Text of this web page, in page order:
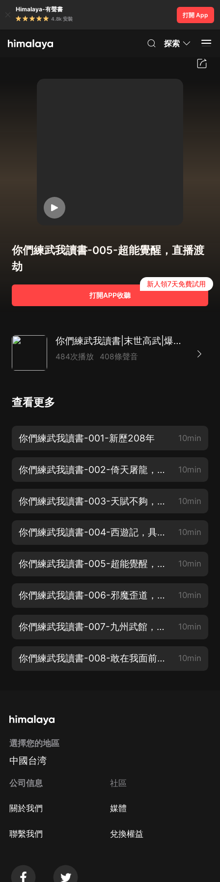
Himalaya-有聲書
4.8k 安裝
打開 App
探索
你們練武我讀書-005-超能覺醒，直播渡
劫
打開APP收聽
新人領7天免費試用
你們練武我讀書|末世高武|爆笑|書中自有金手指|多人有聲劇
484次播放 408條聲音
查看更多
你們練武我讀書-001-新歷208年 10min
你們練武我讀書-002-倚天屠龍，九陽神功 10min
你們練武我讀書-003-天賦不夠，努力來湊！ 10min
你們練武我讀書-004-西遊記，具有極高的歷史研究價值？ 10min
你們練武我讀書-005-超能覺醒，直播渡劫 10min
你們練武我讀書-006-邪魔歪道，石像金身 10min
你們練武我讀書-007-九州武館，余孽！ 10min
你們練武我讀書-008-敢在我面前殺人？ 10min
選擇您的地區
中國台湾
公司信息
關於我們
聯繫我們
社區
媒體
兌換權益